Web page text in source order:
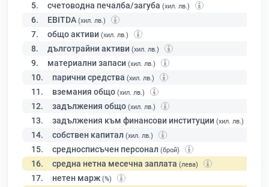
5. счетоводна печалба/загуба (хил. лв.)
6. EBITDA (хил. лв.)
7. общо активи (хил. лв.)
8. дълготрайни активи (хил. лв.)
9. материални запаси (хил. лв.)
10. парични средства (хил. лв.)
11. вземания общо (хил. лв.)
12. задължения общо (хил. лв.)
13. задължения към финансови институции (хил. лв.)
14. собствен капитал (хил. лв.)
15. средносписъчен персонал (брой)
16. средна нетна месечна заплата (лева)
17. нетен марж (%)